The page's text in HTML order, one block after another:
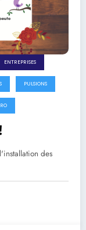
ENTREPRISES
PULSIONS
des